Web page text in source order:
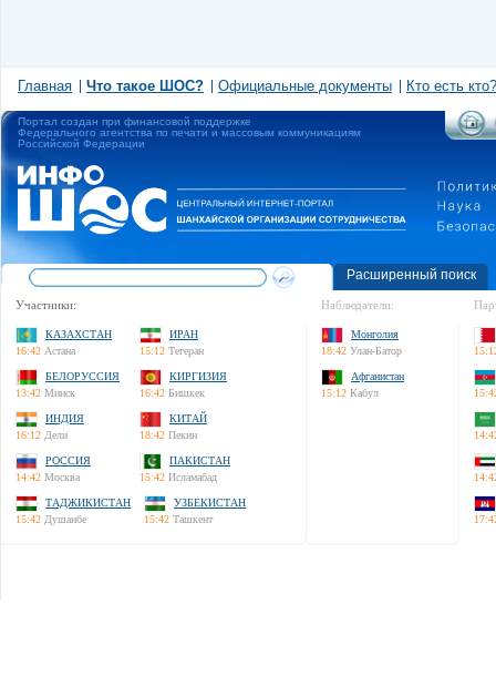
Главная Что такое ШОС? Официальные документы Кто есть кто?
Портал создан при финансовой поддержке
Федерального агентства по печати и массовым коммуникациям
Российской Федерации
Расширенный поиск
Участники:
КАЗАХСТАН
16:42 Астана
ИРАН
15:12 Тегеран
БЕЛОРУССИЯ
13:42 Минск
КИРГИЗИЯ
16:42 Бишкек
ИНДИЯ
16:12 Дели
КИТАЙ
18:42 Пекин
РОССИЯ
14:42 Москва
ПАКИСТАН
15:42 Исламабад
ТАДЖИКИСТАН
15:42 Душанбе
УЗБЕКИСТАН
15:42 Ташкент
Наблюдатели:
Монголия
18:42 Улан-Батор
Афганистан
15:12 Кабул